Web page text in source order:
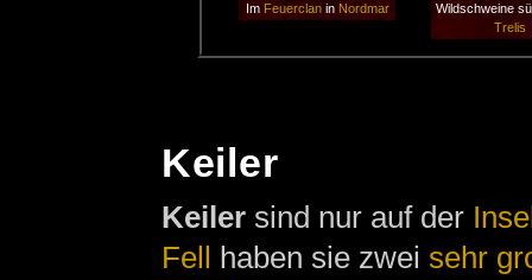
Im Feuerclanin Nordmar
Wildschweine
Trelis
Keiler
Keilersind nur auf der
Fell haben sie zwei sehr